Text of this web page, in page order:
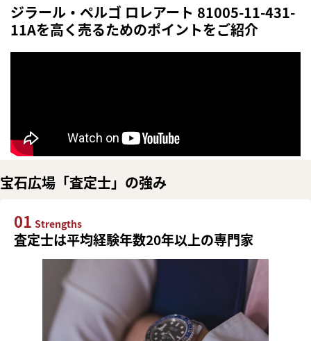
ジラール・ペルゴ ロレアート 81005-11-431-
11Aを高く売るためのポイントをご紹介
宝石広場「査定士」の強み
01 Strengths
査定士は平均経験年数20年以上の専門家